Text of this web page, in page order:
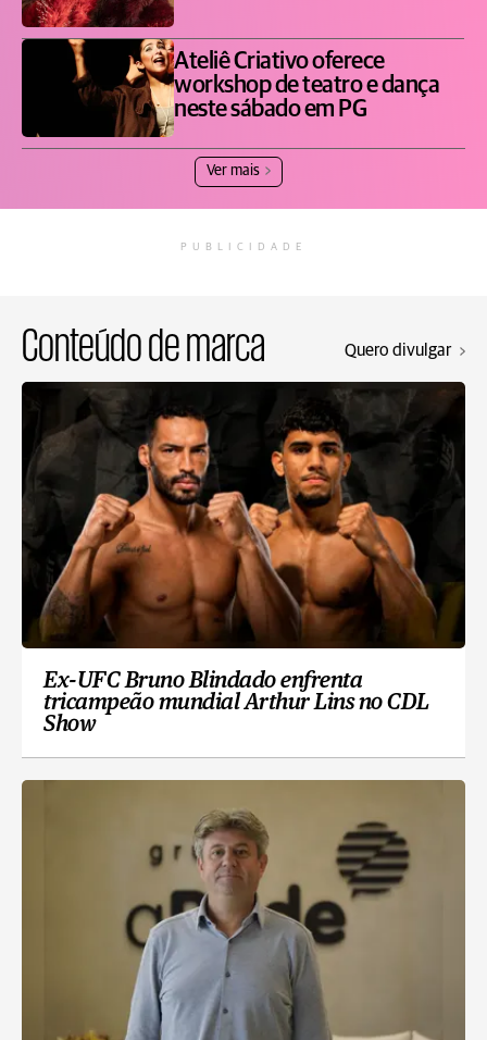
Ateliê Criativo oferece
workshop de teatro e dança
neste sábado em PG
Ver mais
PUBLICIDADE
Conteúdo de marca Quero divulgar
Ex-UFC Bruno Blindado enfrenta
tricampeão mundial Arthur Lins no CDL
Show